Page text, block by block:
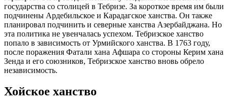
государства со столицей в Тебризе. За короткое время им были
подчинены Ардебильское и Карадагское ханства. Он также
планировал подчинить и северные ханства Азербайджана. Но
эта политика не увенчалась успехом. Тебризское ханство
попало в зависимость от Урмийского ханства. В 1763 году,
после поражения Фатали хана Афшара со стороны Керим хана
Зенда и его союзников, Тебризское ханство вновь обрело
независимость.
Хойское ханство